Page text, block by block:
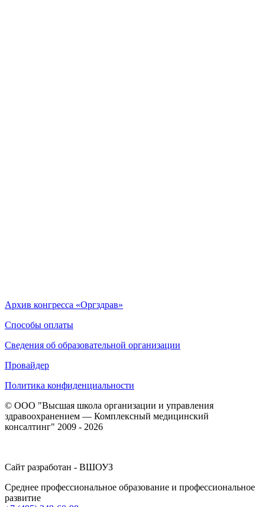
Архив конгресса «Оргздрав»
Способы оплаты
Сведения об образовательной организации
Провайдер
Политика конфиденциальности
© ООО "Высшая школа организации и управления
здравоохранением — Комплексный медицинский
консалтинг" 2009 - 2026
Сайт разработан - ВШОУЗ
Среднее профессиональное образование и профессиональное
развитие